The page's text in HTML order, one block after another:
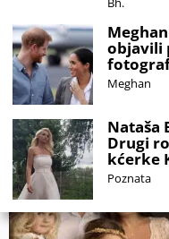
IZAŠAO JE NOVIobjavili
Meghan
Nataša
Drugi
kćerke
Poznata